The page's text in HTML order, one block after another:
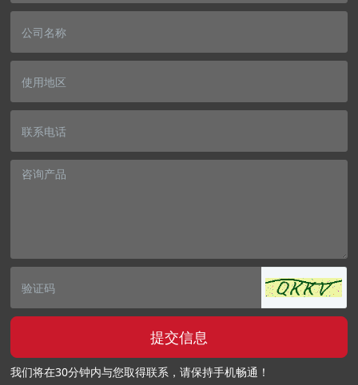
提交信息
我们将在30分钟内与您取得联系，请保持手机畅通！